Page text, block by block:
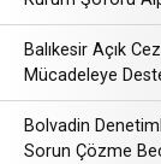
Balıkesir Açık
Mücadeleye
Bolvadin
Sorun Çözme